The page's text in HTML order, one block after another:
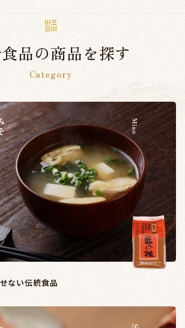
品の商品を探す
Category
ない伝統食品